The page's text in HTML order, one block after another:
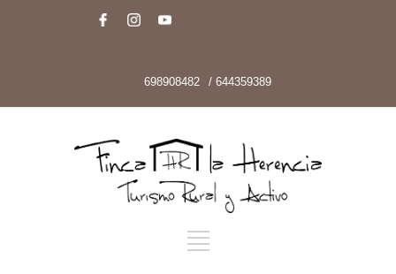
/ 644359389
698908482